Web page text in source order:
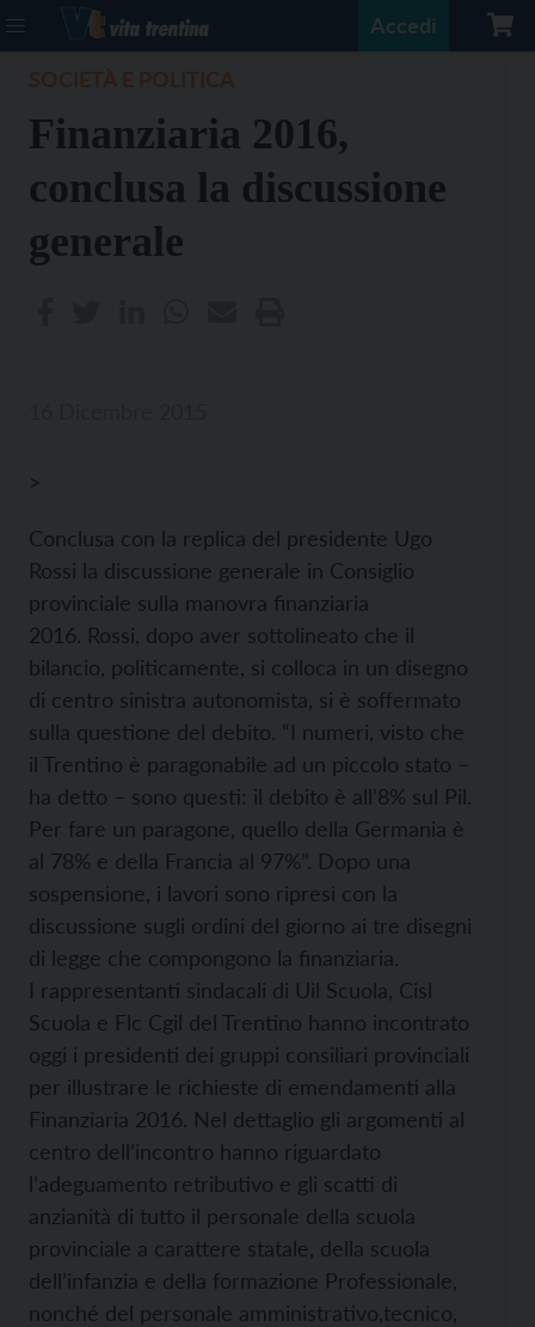
Accedi
Finanziaria 2016,
conclusa la discussione
generale
>
Conclusa con la replica del presidente Ugo
Rossi la discussione generale in Consiglio
provinciale sulla manovra finanziaria
2016. Rossi, dopo aver sottolineato che il
bilancio, politicamente, si colloca in un disegno
di centro sinistra autonomista, si è soffermato
sulla questione del debito. “I numeri, visto che
il Trentino è paragonabile ad un piccolo stato –
ha detto – sono questi: il debito è all’8% sul Pil.
Per fare un paragone, quello della Germania è
al 78% e della Francia al 97%”. Dopo una
sospensione, i lavori sono ripresi con la
discussione sugli ordini del giorno ai tre disegni
di legge che compongono la finanziaria.
I rappresentanti sindacali di Uil Scuola, Cisl
Scuola e Flc Cgil del Trentino hanno incontrato
oggi i presidenti dei gruppi consiliari provinciali
per illustrare le richieste di emendamenti alla
Finanziaria 2016. Nel dettaglio gli argomenti al
centro dell’incontro hanno riguardato
l’adeguamento retributivo e gli scatti di
anzianità di tutto il personale della scuola
provinciale a carattere statale, della scuola
dell’infanzia e della formazione Professionale,
nonché del personale amministrativo,tecnico,